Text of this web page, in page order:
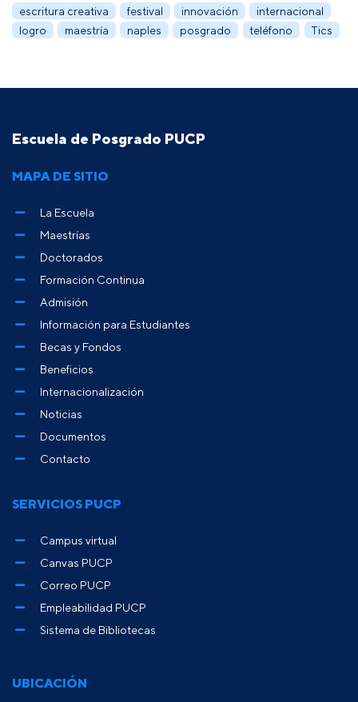
escritura creativa
festival innovación
internacional
logro
maestría naples posgrado teléfono Tics
Escuela de Posgrado PUCP
UBICACIÓN
MAPA DE SITIO
La Escuela
Maestrías
Doctorados
Formación Continua
Admisión
Información para Estudiantes
Becas y Fondos
Beneficios
Internacionalización
Noticias
Documentos
Contacto
SERVICIOS PUCP
Campus virtual
Canvas PUCP
Correo PUCP
Empleabilidad PUCP
Sistema de Bibliotecas